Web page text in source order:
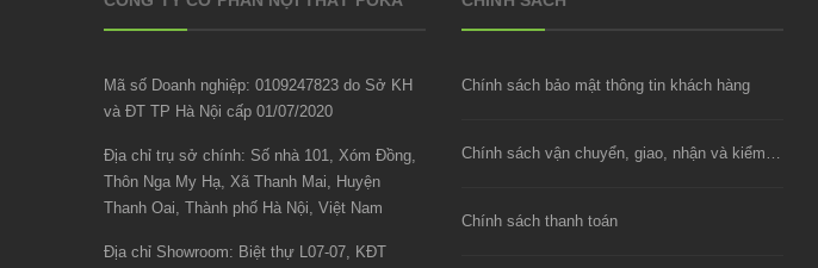
Mã số Doanh nghiệp: 0109247823 do Sở KH
và ĐT TP Hà Nội cấp 01/07/2020
Địa chỉ trụ sở chính: Số nhà 101, Xóm Đồng,
Thôn Nga My Hạ, Xã Thanh Mai, Huyện
Thanh Oai, Thành phố Hà Nội, Việt Nam
Địa chỉ Showroom: Biệt thự L07-07, KĐT
Chính sách bảo mật thông tin khách hàng
Chính sách vận chuyển, giao, nhận và kiểm hàng
Chính sách thanh toán